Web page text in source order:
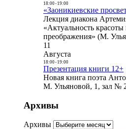
18:00- 19:00
«Заоникиевские
Лекция диакона
«Актуальность
преображения» (М.
11
Августа
18:00- 19:00
Презентация книги 12+
Новая книга поэта
М. Ульяновой, 1, зал №
Архивы
Архивы